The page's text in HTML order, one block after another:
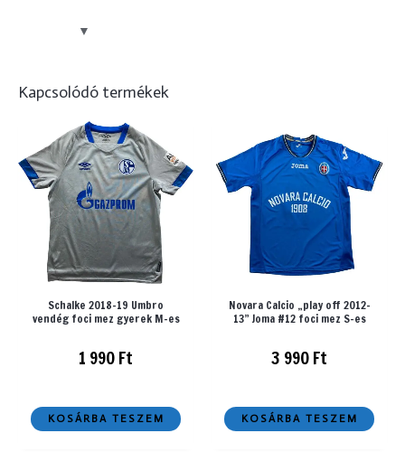
Kapcsolódó termékek
Schalke 2018-19 Umbro
vendég foci mez gyerek M-es
1 990Ft
KOSÁRBA TESZEM
Novara Calcio „play off 2012-
13” Joma #12 foci mez S-es
3 990Ft
KOSÁRBA TESZEM